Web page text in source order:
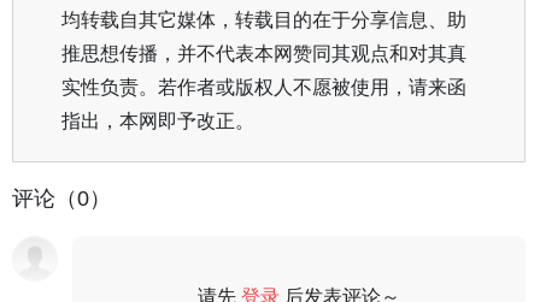
均转载自其它媒体，转载目的在于分享信息、助
推思想传播，并不代表本网赞同其观点和对其真
实性负责。若作者或版权人不愿被使用，请来函
指出，本网即予改正。
评论（0）
请先登录 后发表评论～